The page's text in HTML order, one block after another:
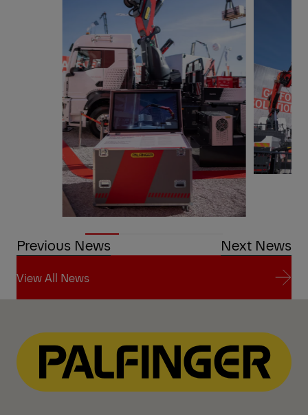
Previous News Next News
View All News